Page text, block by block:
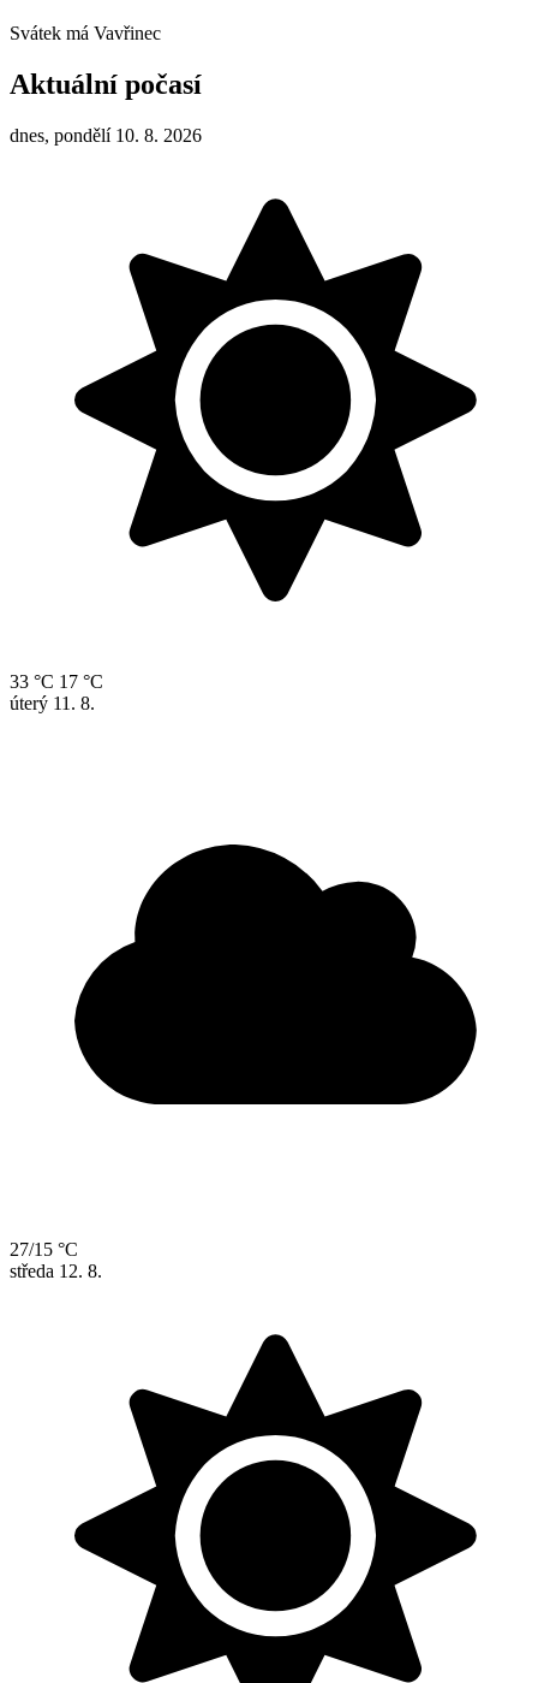
Svátek má Vavřinec
Aktuální počasí
dnes, pondělí 10. 8. 2026
33 °C 17 °C
úterý 11. 8.
27/15 °C
středa 12. 8.